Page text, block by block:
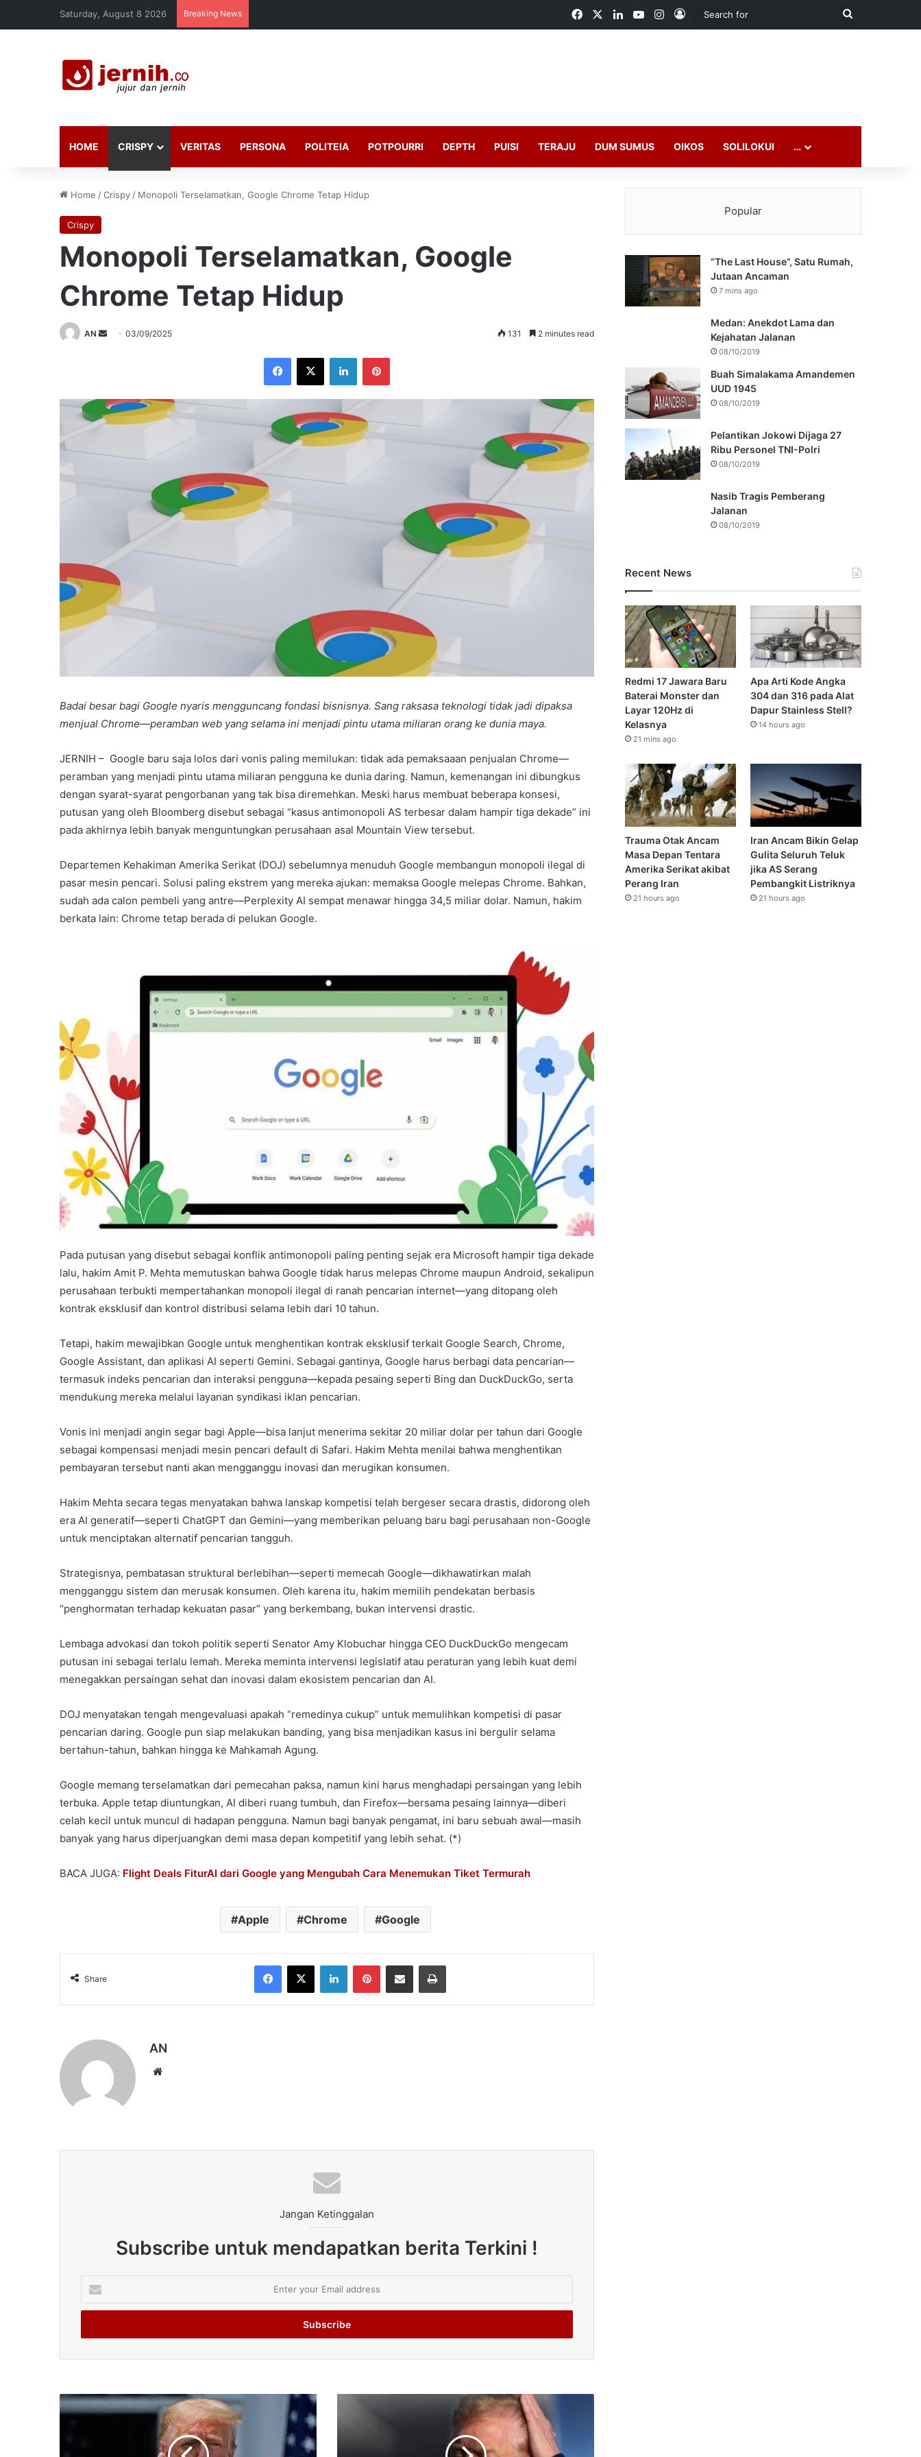
Saturday, August 8 2026 Breaking News FacebookLinkedInYouTubeInstagram
Log In
Search
HOME CRISPY VERITAS PERSONA POLITEIA POTPOURRI DEPTH PUISI TERAJU DUM SUMUS OIKOS SOLILOKUI …
Home /Crispy / Monopoli Terselamatkan, Google Chrome Tetap Hidup
Crispy
Monopoli Terselamatkan, Google
Chrome Tetap Hidup
AN
Send03/09/2025 131 2 minutes read
Facebook
X LinkedInPinterest
Badai besar bagi Google nyaris mengguncang fondasi bisnisnya. Sang raksasa teknologi tidak jadi dipaksa
menjual Chrome—peramban web yang selama ini menjadi pintu utama miliaran orang ke dunia maya.
JERNIH – Google baru saja lolos dari vonis paling memilukan: tidak ada pemaksaaan penjualan Chrome—
peramban yang menjadi pintu utama miliaran pengguna ke dunia daring. Namun, kemenangan ini dibungkus
dengan syarat-syarat pengorbanan yang tak bisa diremehkan. Meski harus membuat beberapa konsesi,
putusan yang oleh Bloomberg disebut sebagai “kasus antimonopoli AS terbesar dalam hampir tiga dekade” ini
pada akhirnya lebih banyak menguntungkan perusahaan asal Mountain View tersebut.
Departemen Kehakiman Amerika Serikat (DOJ) sebelumnya menuduh Google membangun monopoli ilegal di
pasar mesin pencari. Solusi paling ekstrem yang mereka ajukan: memaksa Google melepas Chrome. Bahkan,
sudah ada calon pembeli yang antre—Perplexity AI sempat menawar hingga 34,5 miliar dolar. Namun, hakim
berkata lain: Chrome tetap berada di pelukan Google.
Pada putusan yang disebut sebagai konflik antimonopoli paling penting sejak era Microsoft hampir tiga dekade
lalu, hakim Amit P. Mehta memutuskan bahwa Google tidak harus melepas Chrome maupun Android, sekalipun
perusahaan terbukti mempertahankan monopoli ilegal di ranah pencarian internet—yang ditopang oleh
kontrak eksklusif dan kontrol distribusi selama lebih dari 10 tahun.
Tetapi, hakim mewajibkan Google untuk menghentikan kontrak eksklusif terkait Google Search, Chrome,
Google Assistant, dan aplikasi AI seperti Gemini. Sebagai gantinya, Google harus berbagi data pencarian—
termasuk indeks pencarian dan interaksi pengguna—kepada pesaing seperti Bing dan DuckDuckGo, serta
mendukung mereka melalui layanan syndikasi iklan pencarian.
Vonis ini menjadi angin segar bagi Apple—bisa lanjut menerima sekitar 20 miliar dolar per tahun dari Google
sebagai kompensasi menjadi mesin pencari default di Safari. Hakim Mehta menilai bahwa menghentikan
pembayaran tersebut nanti akan mengganggu inovasi dan merugikan konsumen.
Hakim Mehta secara tegas menyatakan bahwa lanskap kompetisi telah bergeser secara drastis, didorong oleh
era AI generatif—seperti ChatGPT dan Gemini—yang memberikan peluang baru bagi perusahaan non-Google
untuk menciptakan alternatif pencarian tangguh.
Strategisnya, pembatasan struktural berlebihan—seperti memecah Google—dikhawatirkan malah
mengganggu sistem dan merusak konsumen. Oleh karena itu, hakim memilih pendekatan berbasis
“penghormatan terhadap kekuatan pasar” yang berkembang, bukan intervensi drastic.
Lembaga advokasi dan tokoh politik seperti Senator Amy Klobuchar hingga CEO DuckDuckGo mengecam
putusan ini sebagai terlalu lemah. Mereka meminta intervensi legislatif atau peraturan yang lebih kuat demi
menegakkan persaingan sehat dan inovasi dalam ekosistem pencarian dan AI.
DOJ menyatakan tengah mengevaluasi apakah “remedinya cukup” untuk memulihkan kompetisi di pasar
pencarian daring. Google pun siap melakukan banding, yang bisa menjadikan kasus ini bergulir selama
bertahun-tahun, bahkan hingga ke Mahkamah Agung.
Google memang terselamatkan dari pemecahan paksa, namun kini harus menghadapi persaingan yang lebih
terbuka. Apple tetap diuntungkan, AI diberi ruang tumbuh, dan Firefox—bersama pesaing lainnya—diberi
celah kecil untuk muncul di hadapan pengguna. Namun bagi banyak pengamat, ini baru sebuah awal—masih
banyak yang harus diperjuangkan demi masa depan kompetitif yang lebih sehat. (*)
BACA JUGA: Flight Deals FiturAI dari Google yang Mengubah Cara Menemukan Tiket Termurah
Apple Chrome Google
Share
Facebook
X LinkedInPinterestShare via Email Print
AN
Jangan Ketinggalan
Subscribe untuk mendapatkan berita Terkini !
your
Email
Popular
“The Last House”, Satu Rumah,
Jutaan Ancaman
7 mins ago
Medan: Anekdot Lama dan
Kejahatan Jalanan
08/10/2019
Buah Simalakama Amandemen
UUD 1945
08/10/2019
Pelantikan Jokowi Dijaga 27
Ribu Personel TNI-Polri
08/10/2019
Nasib Tragis Pemberang
Jalanan
08/10/2019
Recent News
Redmi 17 Jawara Baru
Baterai Monster dan
Layar 120Hz di
Kelasnya
21 mins ago
Apa Arti Kode Angka
304 dan 316 pada Alat
Dapur Stainless Stell?
14 hours ago
Trauma Otak Ancam
Masa Depan Tentara
Amerika Serikat akibat
Perang Iran
21 hours ago
Iran Ancam Bikin Gelap
Gulita Seluruh Teluk
jika AS Serang
Pembangkit Listriknya
21 hours ago